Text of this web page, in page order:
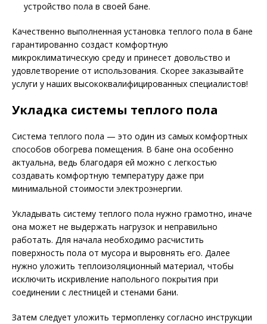
устройство пола в своей бане.
Качественно выполненная установка теплого пола в бане
гарантированно создаст комфортную
микроклиматическую среду и принесет довольство и
удовлетворение от использования. Скорее заказывайте
услуги у наших высококвалифицированных специалистов!
Укладка системы теплого пола
Система теплого пола — это один из самых комфортных
способов обогрева помещения. В бане она особенно
актуальна, ведь благодаря ей можно с легкостью
создавать комфортную температуру даже при
минимальной стоимости электроэнергии.
Укладывать систему теплого пола нужно грамотно, иначе
она может не выдержать нагрузок и неправильно
работать. Для начала необходимо расчистить
поверхность пола от мусора и выровнять его. Далее
нужно уложить теплоизоляционный материал, чтобы
исключить искривление напольного покрытия при
соединении с лестницей и стенами бани.
Затем следует уложить термопленку согласно инструкции